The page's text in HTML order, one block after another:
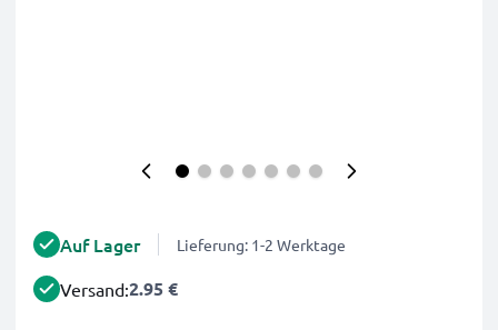
Auf Lager Lieferung: 1-2 Werktage
Versand:2.95 €